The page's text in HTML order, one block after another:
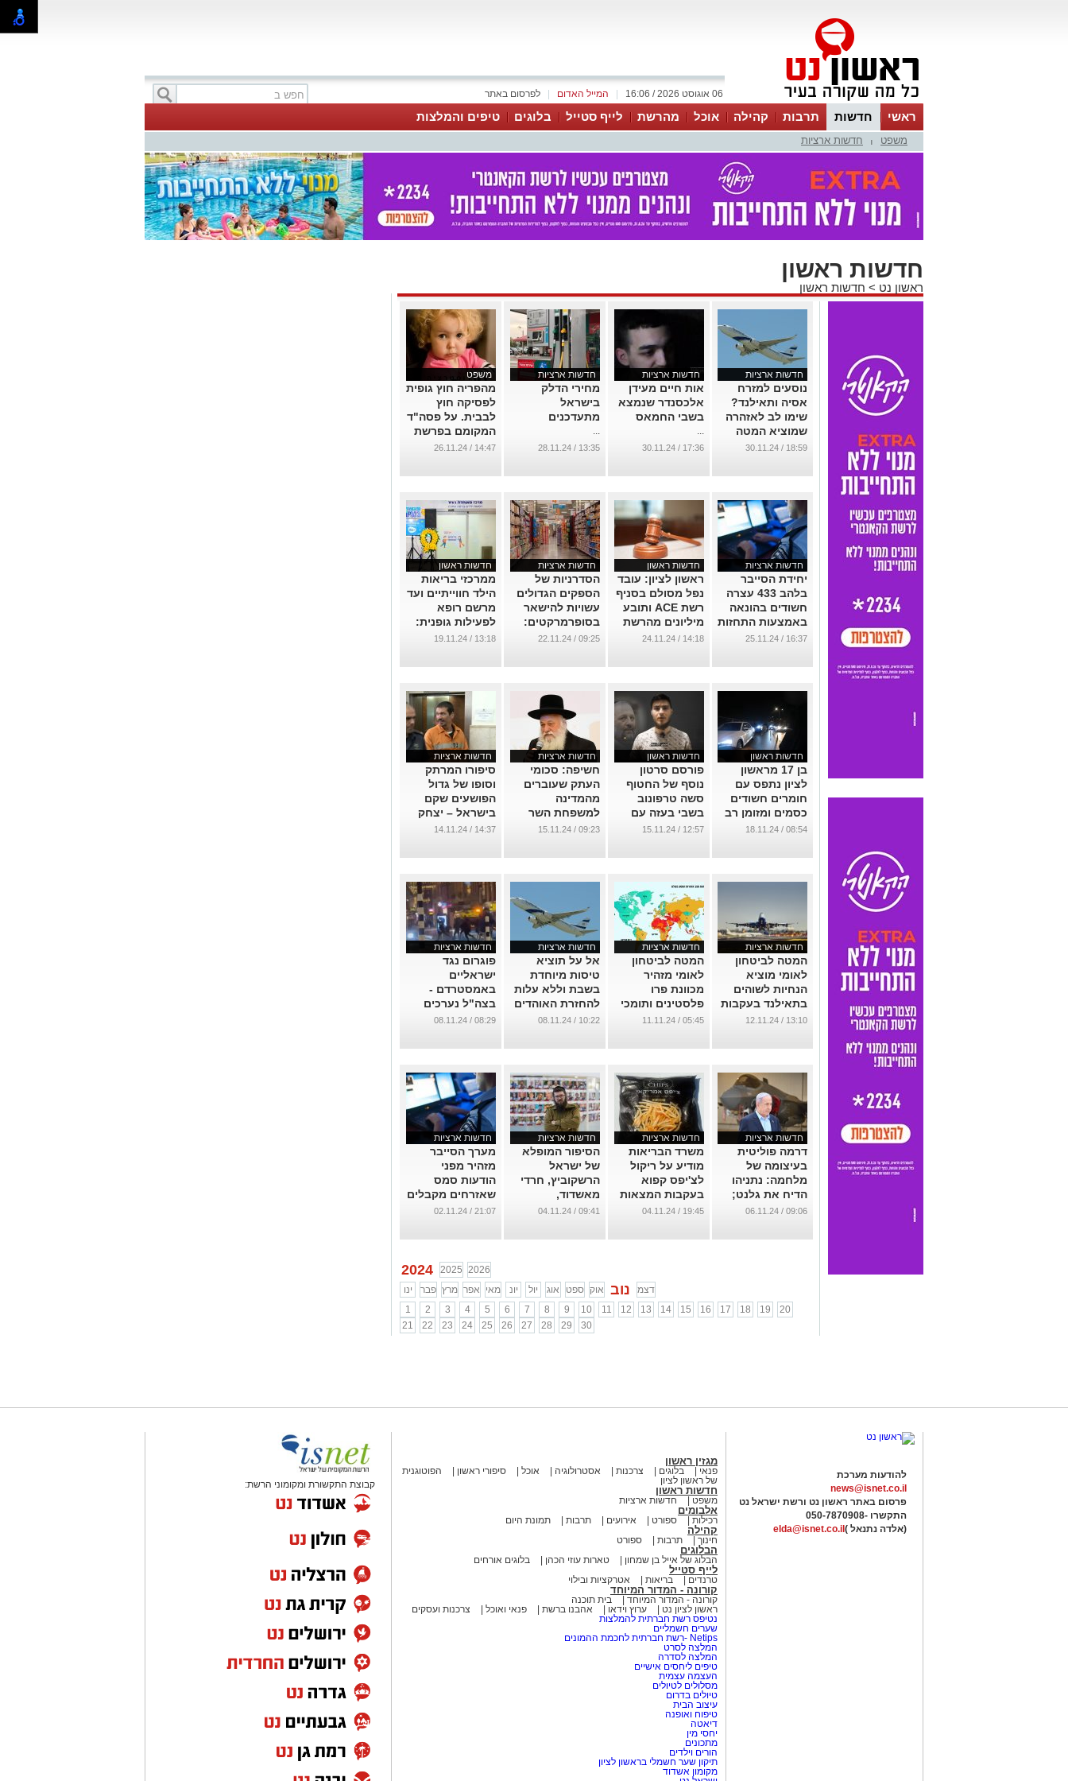
לפרסום באתר המייל האדום 06 אוגוסט 2026 / 16:06
ראשי חדשות תרבות קהילה אוכל מהרשת לייף סטייל בלוגים טיפים והמלצות
משפט חדשות ארציות
חדשות ראשון
ראשון נט > חדשות ראשון
חדשות ארציות
נוסעים למזרח
אסיה ותאילנד?
שימו לב לאזהרה
שמוציא המטה
לביטחון לאומי
18:59 / 30.11.24
חדשות ארציות
אות חיים מעידן
אלכסנדר שנמצא
בשבי החמאס
...
17:36 / 30.11.24
חדשות ארציות
מחירי הדלק
בישראל
מתעדכנים
...
13:35 / 28.11.24
משפט
מהפריה חוץ גופית
לפסיקה חוץ
לבבית. על פסה"ד
המקומם בפרשת
הילדה סופיה
...
14:47 / 26.11.24
חדשות ארציות
יחידת הסייבר
בלהב 433 עצרה
חשודים בהונאה
באמצעות התחזות
לאפליקציית BIT
16:37 / 25.11.24
חדשות ראשון
ראשון לציון: עובד
נפל מסולם בסניף
רשת ACE ותובע
מיליונים מהרשת
...
14:18 / 24.11.24
חדשות ארציות
הסדרניות של
הספקים הגדולים
עשויות להישאר
בסופרמרקטים:
רשות התחרות
במעבר האחריות
09:25 / 22.11.24
חדשות ראשון
ממרכזי בריאות
הילד חווייתיים ועד
מרשם רופא
לפעילות גופנית:
הדור החדש של
...
13:18 / 19.11.24
חדשות ראשון
בן 17 מראשון
לציון נתפס עם
חומרים חשודים
כסמים ומזומן רב
במהלך בדיקה
...
08:54 / 18.11.24
חדשות ראשון
פורסם סרטון
נוסף של החטוף
סשה טרפונוב
בשבי בעזה עם
מסר לאריה דריעי
12:57 / 15.11.24
חדשות ארציות
חשיפה: סכומי
העתק שעוברים
מהמדינה
למשפחת השר
גולדקנופ בשם
...
09:23 / 15.11.24
חדשות ארציות
סיפורו המרתק
וסופו של גדול
הפושעים שקם
בישראל – יצחק
אברג'ל
14:37 / 14.11.24
חדשות ארציות
המטה לביטחון
לאומי מוציא
הנחיות לשוהים
בתאילנד בעקבות
חשש לפגיעה
...
13:10 / 12.11.24
חדשות ארציות
המטה לביטחון
לאומי מזהיר
מכוונת פרו
פלסטינים ותומכי
טרור לפעול
ישראליים
05:45 / 11.11.24
חדשות ארציות
אל על תוציא
טיסות מיוחדת
בשבת וללא עלות
להחזרת האוהדים
מהולנד
10:22 / 08.11.24
חדשות ארציות
פוגרום נגד
ישראליים
באמסטרדם -
בצה"ל נערכים
להוציא מטוסים
הישראליים
08:29 / 08.11.24
חדשות ארציות
דרמה פוליטית
בעיצומה של
מלחמה: נתניהו
הדיח את גלנט;
ישראל כץ ימונה
...
09:06 / 06.11.24
חדשות ארציות
משרד הבריאות
מודיע על ריקול
לצ'יפס קפוא
בעקבות המצאות
חיידק ליסטריה
...
19:45 / 04.11.24
חדשות ארציות
הסיפור המופלא
של ישראל
הרשקוביץ, חרדי
מאשדוד,
שהתגייס לצבא
...
09:41 / 04.11.24
חדשות ארציות
מערך הסייבר
מזהיר מפני
הודעות סמס
שאזרחים מקבלים
ונועדו לגרום
...
21:07 / 02.11.24
2024 2025 2026
ינו
פבר מרץ אפר מאי יונ יול אוג ספט אוק נוב
דצמ
1
2 3 4 5 6 7 8 9 10 11 12 13 14 15 16 17 18 19
20
21
22 23 24 25 26 27 28 29 30
להודעות מערכת
news@isnet.co.il
פרסום באתר ראשון נט ורשת ישראל נט
התקשרו -050-7870908
(אלדה נתנאל ) elda@isnet.co.il
מגזין ראשון
פנאי בלוגים צרכנות אסטרולוגיה אוכל סיפורי ראשון
הפוטוגנית
של ראשון לציון
חדשות ראשון
משפט חדשות ארציות
אלבומים
רכילות ספורט אירועים תרבות תמונת היום
קהילה
חינוך תרבות ספורט
הבלוגים
הבלוג של אייל בן שמחון טארות עוזי הכהן בלוגים אורחים
לייף סטייל
טרנדים בריאות אטרקציות ובילוי
קורונה - המדור המיוחד
קורונה - המדור המיוחד
בית תוכנה
ראשון לציון נט
ערוץ וידאו אהבנו ברשת פנאי ואוכל
צרכנות ועסקים
נטיפס רשת חברתית להמלצות
שערים חשמליים
Netips -רשת חברתית לחכמת ההמונים
המלצה לסרט
המלצה לסדרה
טיפים ליחסים אישיים
העצמה עצמית
מסלולים לטיולים
טיולים בדרום
עיצוב הבית
טיפוח ואופנה
דיאטה
יחסי מין
מתכונים
הורים וילדים
תיקון שער חשמלי בראשון לציון
מקומון אשדוד
קבוצת התקשורת ומקומוני הרשת: